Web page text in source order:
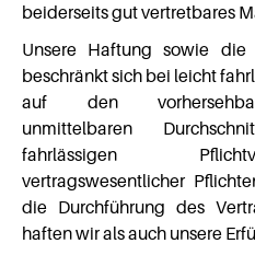
beiderseits gut vertretbares
Unsere Haftung sowie die
beschränkt sich bei leicht
auf den
unmittelbaren
fahrlässigen
vertragswesentlicher
die Durchführung des
haften wir als auch unsere